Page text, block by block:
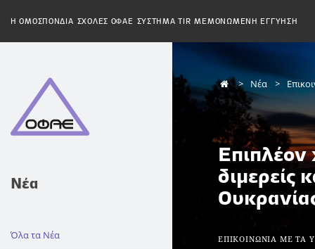
H ΟΜΟΣΠΟΝΔΙΑ ΣΧΟΛΕΣ ΟΦΑΕ ΣΥΣΤΗΜΑ TIR ΜΕΜΟΝΩΜΕΝΗ ΕΓΓΥΗΣΗ
Νέα
Όλα τα Νέα
Νέα
Επιπλέον
διμερείς
ΕΠΙΚΟΙΝΩΝΙΑ ΜΕ ΤΑ